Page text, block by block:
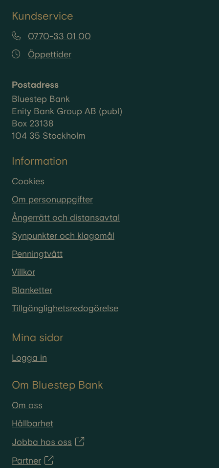
Kundservice
0770-33 01 00
Öppettider
Postadress
Bluestep Bank
Enity Bank Group AB (publ)
Box 23138
104 35 Stockholm
Information
Cookies
Om personuppgifter
Ångerrätt och distansavtal
Synpunkter och klagomål
Penningtvätt
Villkor
Blanketter
Tillgänglighetsredogörelse
Mina sidor
Logga in
Om Bluestep Bank
Om oss
Hållbarhet
Jobba hos oss
Partner